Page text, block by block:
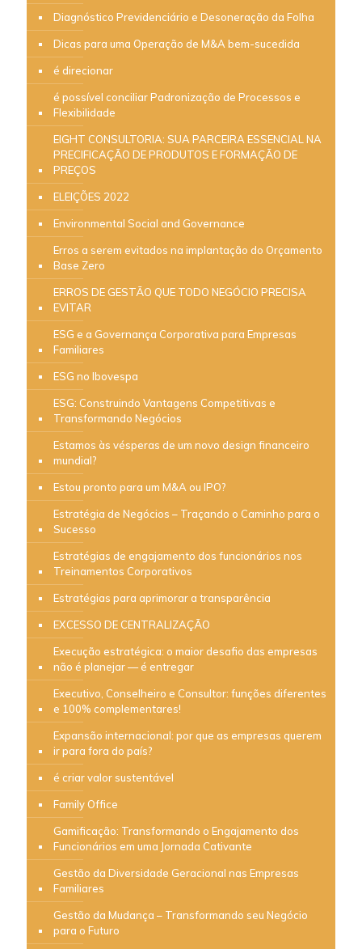
Diagnóstico Previdenciário e Desoneração da Folha
Dicas para uma Operação de M&A bem-sucedida
é direcionar
é possível conciliar Padronização de Processos e
Flexibilidade
EIGHT CONSULTORIA: SUA PARCEIRA ESSENCIAL NA
PRECIFICAÇÃO DE PRODUTOS E FORMAÇÃO DE
PREÇOS
ELEIÇÕES 2022
Environmental Social and Governance
Erros a serem evitados na implantação do Orçamento
Base Zero
ERROS DE GESTÃO QUE TODO NEGÓCIO PRECISA
EVITAR
ESG e a Governança Corporativa para Empresas
Familiares
ESG no Ibovespa
ESG: Construindo Vantagens Competitivas e
Transformando Negócios
Estamos às vésperas de um novo design financeiro
mundial?
Estou pronto para um M&A ou IPO?
Estratégia de Negócios – Traçando o Caminho para o
Sucesso
Estratégias de engajamento dos funcionários nos
Treinamentos Corporativos
Estratégias para aprimorar a transparência
EXCESSO DE CENTRALIZAÇÃO
Execução estratégica: o maior desafio das empresas
não é planejar — é entregar
Executivo, Conselheiro e Consultor: funções diferentes
e 100% complementares!
Expansão internacional: por que as empresas querem
ir para fora do país?
é criar valor sustentável
Family Office
Gamificação: Transformando o Engajamento dos
Funcionários em uma Jornada Cativante
Gestão da Diversidade Geracional nas Empresas
Familiares
Gestão da Mudança – Transformando seu Negócio
para o Futuro